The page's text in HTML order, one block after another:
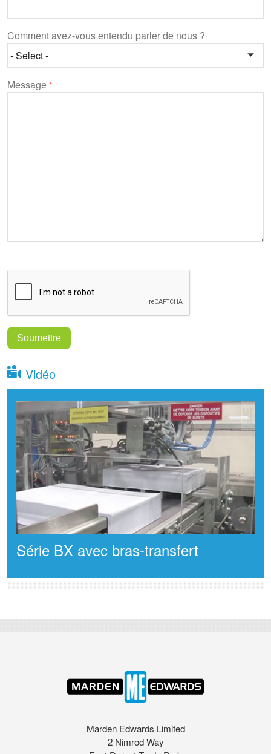
Comment avez-vous entendu parler de nous ?
Message *
Vidéo
Série BX avec bras-transfert
Marden Edwards Limited
2 Nimrod Way